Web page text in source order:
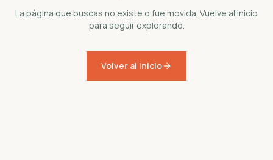
La página que buscas no existe o fue movida. Vuelve al inicio
para seguir explorando.
Volver al inicio